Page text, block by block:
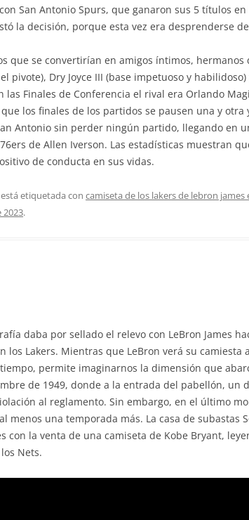
San Antonio Spurs, que ganaron sus 5 títulos
la decisión, porque esta vez era desprenderse
que se convertirían en amigos íntimos,
pivote), Dry Joyce III (base impetuoso y
Finales de Conferencia el rival era Orlando
los finales de los partidos se pausen una y otra
Antonio sin perder ningún partido, llegando en
de Allen Iverson. Las estadísticas muestran
de conducta en sus vidas.
etiquetada con camiseta de los lakers de lebron james
2023.
daba por sellado el relevo con LeBron James
los Lakers. Mientras que LeBron verá su camiesta
permite imaginarnos la dimensión que
de 1949, donde a la entrada del pabellón, un
al reglamento. Sin embargo, en el último
una temporada más. La casa de subastas
la venta de una camiseta de Kobe Bryant,
Nets.